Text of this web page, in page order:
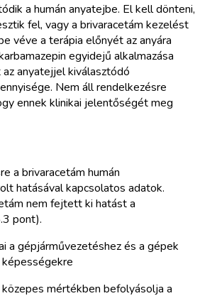
a humán anyatejbe. El kell dönteni,
fel, vagy a brivaracetám kezelést
véve a terápia előnyét az anyára
egyidejű alkalmazása
anyatejjel kiválasztódó
Nem áll rendelkezésre
ennek klinikai jelentőségét meg
a brivaracetám humán
hatásával kapcsolatos adatok.
nem fejtett ki hatást a
pont).
a gépjárművezetéshez és a gépek
mértékben befolyásolja a